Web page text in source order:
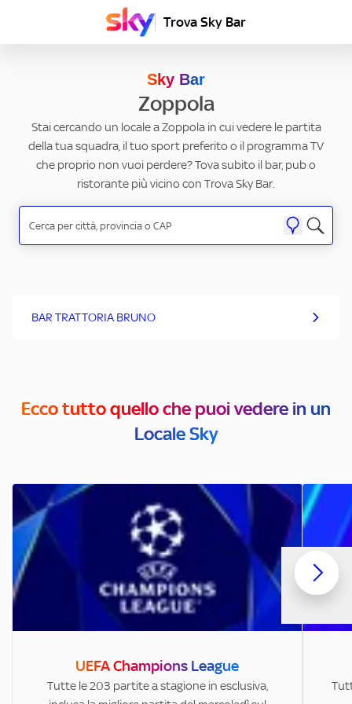
Trova Sky Bar
Sky Bar
Zoppola
Stai cercando un locale a Zoppola in cui vedere le partita
della tua squadra, il tuo sport preferito o il programma TV
che proprio non vuoi perdere? Tova subito il bar, pub o
ristorante più vicino con Trova Sky Bar.
BAR TRATTORIA BRUNO
Ecco tutto quello che puoi vedere in un
Locale Sky
UEFA Champions League
Tutte le 203 partite a stagione in esclusiva,